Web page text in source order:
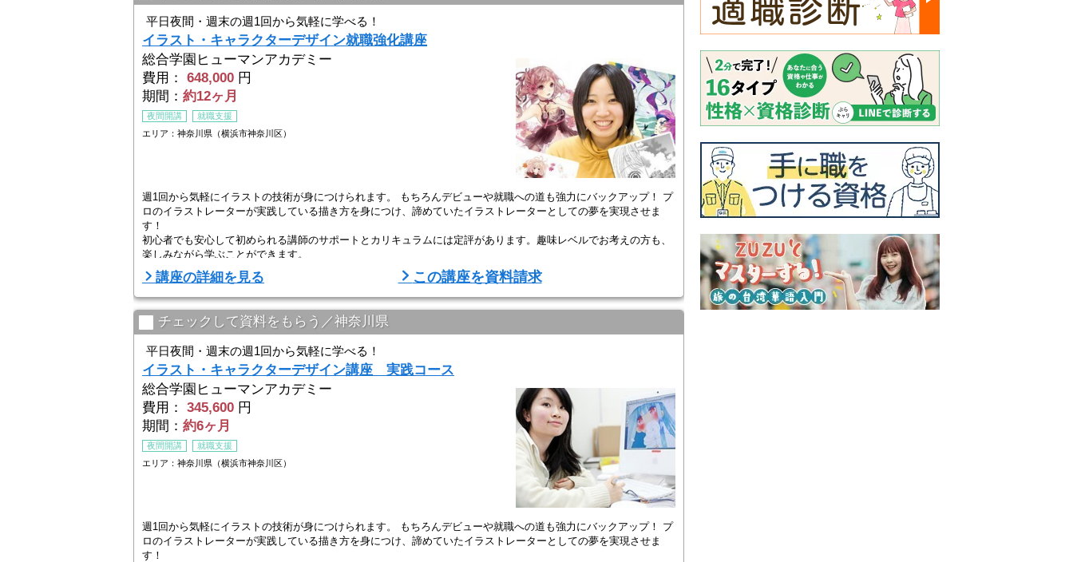
平日夜間・週末の週1回から気軽に学べる！
イラスト・キャラクターデザイン就職強化講座
総合学園ヒューマンアカデミー
費用：
648,000 円
期間： 約12ヶ月
夜間開講
就職支援
エリア：神奈川県（横浜市神奈川区）
週1回から気軽にイラストの技術が身につけられます。 もちろんデビューや就職への道も強力にバックアップ！ プ
ロのイラストレーターが実践している描き方を身につけ、諦めていたイラストレーターとしての夢を実現させま
す！
初心者でも安心して初められる講師のサポートとカリキュラムには定評があります。趣味レベルでお考えの方も、
楽しみながら学ぶことができます。
講座の詳細を見る この講座を資料請求
チェックして資料をもらう／神奈川県
平日夜間・週末の週1回から気軽に学べる！
イラスト・キャラクターデザイン講座 実践コース
総合学園ヒューマンアカデミー
費用：
345,600 円
期間： 約6ヶ月
夜間開講
就職支援
エリア：神奈川県（横浜市神奈川区）
週1回から気軽にイラストの技術が身につけられます。 もちろんデビューや就職への道も強力にバックアップ！ プ
ロのイラストレーターが実践している描き方を身につけ、諦めていたイラストレーターとしての夢を実現させま
す！